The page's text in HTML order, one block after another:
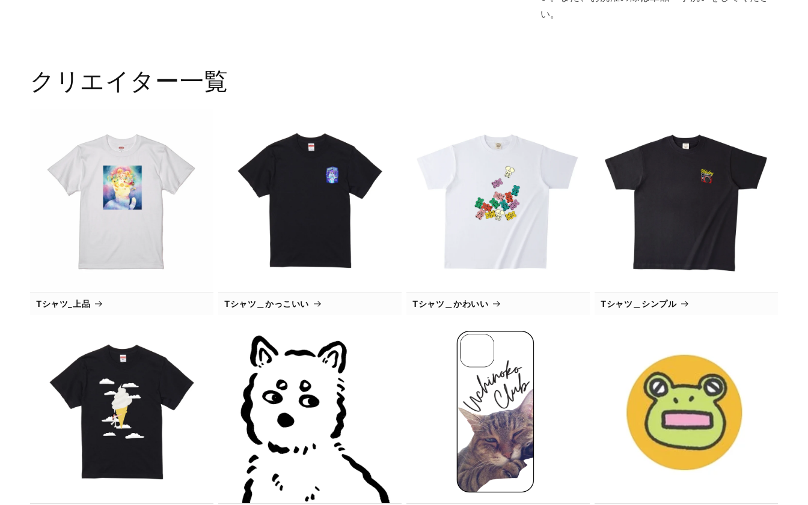
ア
(1)
い。
クリエイター一覧
Tシャツ_上品 Tシャツ＿かっこいい Tシャツ＿かわいい Tシャツ＿シンプル